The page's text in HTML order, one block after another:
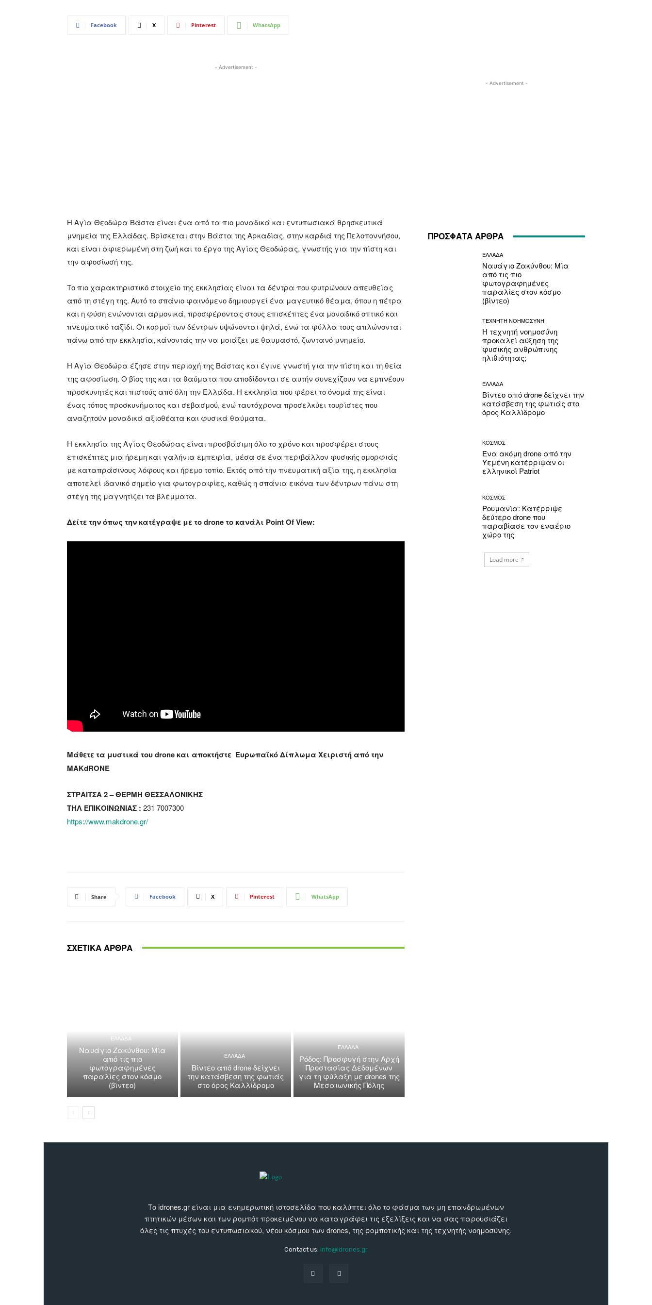
Facebook X Pinterest WhatsApp
- Advertisement -
Η Αγία Θεοδώρα Βάστα είναι ένα από τα πιο μοναδικά και εντυπωσιακά θρησκευτικά
μνημεία της Ελλάδας. Βρίσκεται στην Βάστα της Αρκαδίας, στην καρδιά της Πελοποννήσου,
και είναι αφιερωμένη στη ζωή και το έργο της Αγίας Θεοδώρας, γνωστής για την πίστη και
την αφοσίωσή της.
Το πιο χαρακτηριστικό στοιχείο της εκκλησίας είναι τα δέντρα που φυτρώνουν απευθείας
από τη στέγη της. Αυτό το σπάνιο φαινόμενο δημιουργεί ένα μαγευτικό θέαμα, όπου η πέτρα
και η φύση ενώνονται αρμονικά, προσφέροντας στους επισκέπτες ένα μοναδικό οπτικό και
πνευματικό ταξίδι. Οι κορμοί των δέντρων υψώνονται ψηλά, ενώ τα φύλλα τους απλώνονται
πάνω από την εκκλησία, κάνοντάς την να μοιάζει με θαυμαστό, ζωντανό μνημείο.
Η Αγία Θεοδώρα έζησε στην περιοχή της Βάστας και έγινε γνωστή για την πίστη και τη θεία
της αφοσίωση. Ο βίος της και τα θαύματα που αποδίδονται σε αυτήν συνεχίζουν να εμπνέουν
προσκυνητές και πιστούς από όλη την Ελλάδα. Η εκκλησία που φέρει το όνομά της είναι
ένας τόπος προσκυνήματος και σεβασμού, ενώ ταυτόχρονα προσελκύει τουρίστες που
αναζητούν μοναδικά αξιοθέατα και φυσικά θαύματα.
Η εκκλησία της Αγίας Θεοδώρας είναι προσβάσιμη όλο το χρόνο και προσφέρει στους
επισκέπτες μια ήρεμη και γαλήνια εμπειρία, μέσα σε ένα περιβάλλον φυσικής ομορφιάς
με καταπράσινους λόφους και ήρεμο τοπίο. Εκτός από την πνευματική αξία της, η εκκλησία
αποτελεί ιδανικό σημείο για φωτογραφίες, καθώς η σπάνια εικόνα των δέντρων πάνω στη
στέγη της μαγνητίζει τα βλέμματα.
Δείτε την όπως την κατέγραψε με το drone το κανάλι Point Of View:
Μάθετε τα μυστικά του drone και αποκτήστε Ευρωπαϊκό Δίπλωμα Χειριστή από την
MAKdRONE
ΣΤΡΑΙΤΣΑ 2 – ΘΕΡΜΗ ΘΕΣΣΑΛΟΝΙΚΗΣ
ΤΗΛ ΕΠΙΚΟΙΝΩΝΙΑΣ : 231 7007300
https://www.makdrone.gr/
Share Facebook X Pinterest WhatsApp
ΣΧΕΤΙΚΑ ΑΡΘΡΑ
ΕΛΛΑΔΑ
Ναυάγιο Ζακύνθου: Μία
από τις πιο
φωτογραφημένες
παραλίες στον κόσμο
(βίντεο)
ΕΛΛΑΔΑ
Βίντεο από drone δείχνει
την κατάσβεση της φωτιάς
στο όρος Καλλίδρομο
ΕΛΛΑΔΑ
Ρόδος: Προσφυγή στην Αρχή
Προστασίας Δεδομένων
για τη φύλαξη με drones της
Μεσαιωνικής Πόλης
- Advertisement -
ΠΡΟΣΦΑΤΑ ΑΡΘΡΑ
ΕΛΛΑΔΑ
Ναυάγιο Ζακύνθου: Μία
από τις πιο
φωτογραφημένες
παραλίες στον κόσμο
(βίντεο)
ΤΕΧΝΗΤΗ ΝΟΗΜΟΣΥΝΗ
Η τεχνητή νοημοσύνη
προκαλεί αύξηση της
φυσικής ανθρώπινης
ηλιθιότητας;
ΕΛΛΑΔΑ
Βίντεο από drone δείχνει την
κατάσβεση της φωτιάς στο
όρος Καλλίδρομο
ΚΟΣΜΟΣ
Ένα ακόμη drone από την
Υεμένη κατέρριψαν οι
ελληνικοί Patriot
ΚΟΣΜΟΣ
Ρουμανία: Κατέρριψε
δεύτερο drone που
παραβίασε τον εναέριο
χώρο της
Load more
Το idrones.gr είναι μια ενημερωτική ιστοσελίδα που καλύπτει όλο το φάσμα των μη επανδρωμένων
πτητικών μέσων και των ρομπότ προκειμένου να καταγράφει τις εξελίξεις και να σας παρουσιάζει
όλες τις πτυχές του εντυπωσιακού, νέου κόσμου των drones, της ρομποτικής και της τεχνητής νοημοσύνης.
Contact us: info@idrones.gr